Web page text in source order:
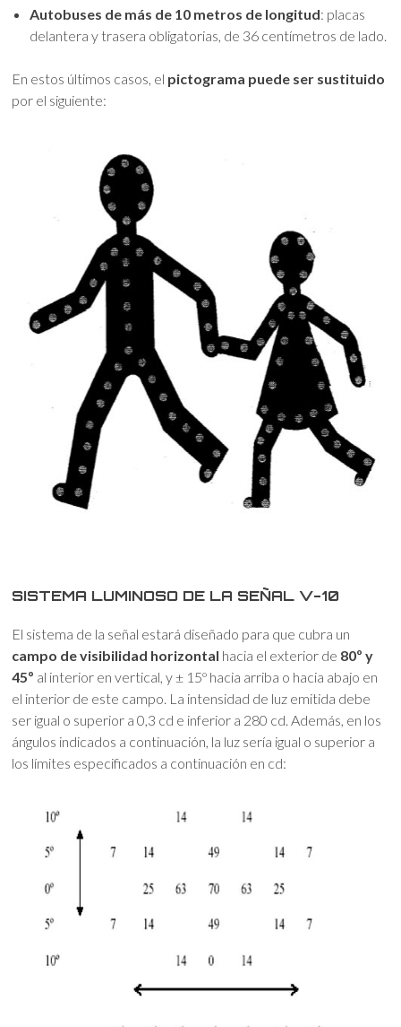
Autobuses de más de 10 metros de longitud: placas
delantera y trasera obligatorias, de 36 centímetros de lado.
En estos últimos casos, el pictograma puede ser sustituido
por el siguiente:
SISTEMA LUMINOSO DE LA SEÑAL V-10
El sistema de la señal estará diseñado para que cubra un
campo de visibilidad horizontal hacia el exterior de 80º y
45º al interior en vertical, y ± 15º hacia arriba o hacia abajo en
el interior de este campo. La intensidad de luz emitida debe
ser igual o superior a 0,3 cd e inferior a 280 cd. Además, en los
ángulos indicados a continuación, la luz sería igual o superior a
los límites especificados a continuación en cd: